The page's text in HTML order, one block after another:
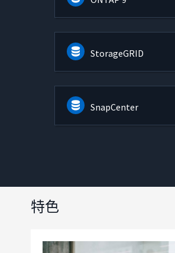
StorageGRID
SnapCenter
特色